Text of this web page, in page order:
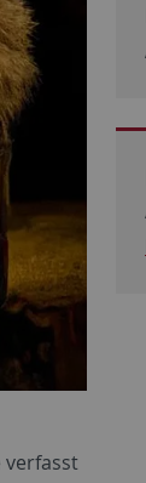
verfasst